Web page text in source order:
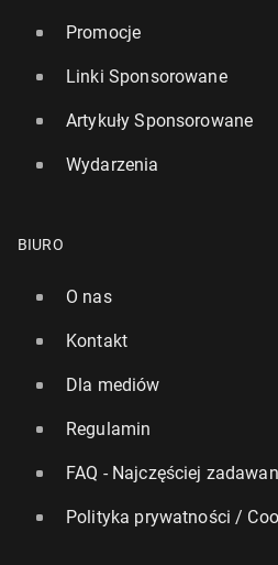
Promocje
Linki Sponsorowane
Artykuły Sponsorowane
Wydarzenia
BIURO
O nas
Kontakt
Dla mediów
Regulamin
FAQ - Najczęściej
Polityka prywatności /